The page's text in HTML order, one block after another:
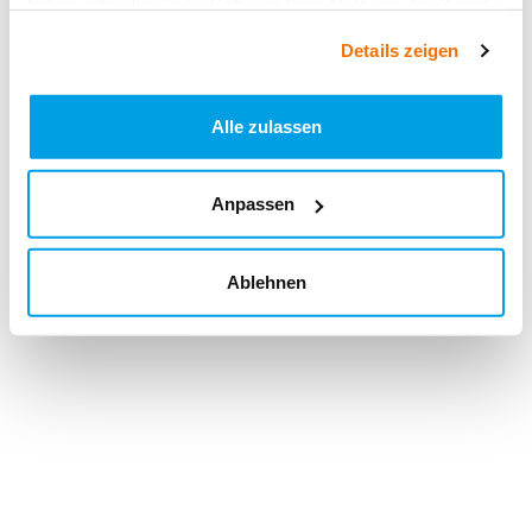
Details zeigen
Alle zulassen
Anpassen
Ablehnen